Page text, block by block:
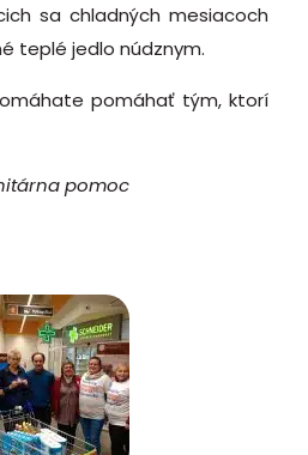
sa chladných mesiacoch
teplé jedlo núdznym.
pomáhať tým, ktorí
pomoc